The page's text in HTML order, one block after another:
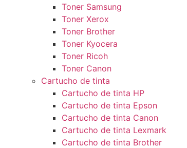
Toner Samsung
Toner Xerox
Toner Brother
Toner Kyocera
Toner Ricoh
Toner Canon
Cartucho de tinta
Cartucho de tinta HP
Cartucho de tinta Epson
Cartucho de tinta Canon
Cartucho de tinta Lexmark
Cartucho de tinta Brother